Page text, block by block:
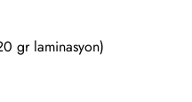
gr laminasyon)